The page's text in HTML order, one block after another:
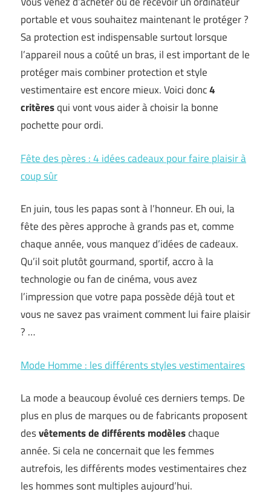
portable et vous souhaitez maintenant le protéger ?
Sa protection est indispensable surtout lorsque
l’appareil nous a coûté un bras, il est important de le
protéger mais combiner protection et style
vestimentaire est encore mieux. Voici donc4
critèresqui vont vous aider à choisir la bonne
pochette pour ordi.
Fête des pères : 4 idées cadeaux pour faire plaisir à
coup sûr
En juin, tous les papas sont à l’honneur. Eh oui, la
fête des pères approche à grands pas et, comme
chaque année, vous manquez d’idées de cadeaux.
Qu’il soit plutôt gourmand, sportif, accro à la
technologie ou fan de cinéma, vous avez
l’impression que votre papa possède déjà tout et
vous ne savez pas vraiment comment lui faire plaisir
? …
Mode Homme : les différents styles vestimentaires
La mode a beaucoup évolué ces derniers temps. De
plus en plus de marques ou de fabricants proposent
desvêtements de différents modèleschaque
année. Si cela ne concernait que les femmes
autrefois, les différents modes vestimentaires chez
les hommes sont multiples aujourd’hui.